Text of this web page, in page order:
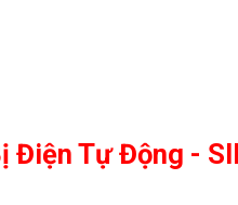
Điện Tự Động -